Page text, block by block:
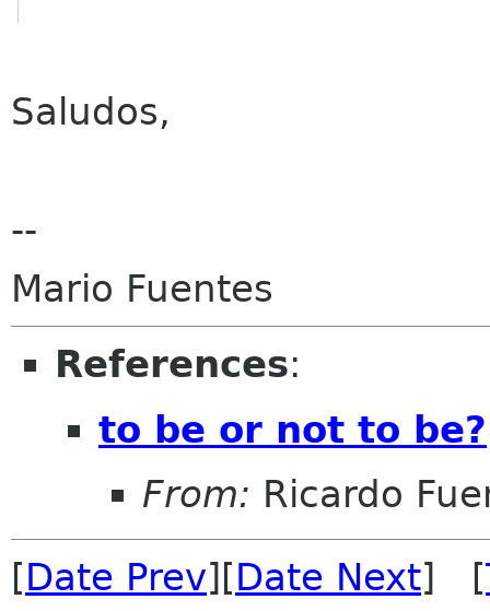
Saludos,
--
Mario Fuentes
References:
to be or not to be?
From: Ricardo
[Date Prev][Date Next] [